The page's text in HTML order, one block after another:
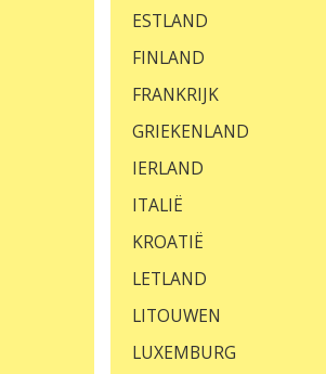
ESTLAND
FINLAND
FRANKRIJK
GRIEKENLAND
IERLAND
ITALIË
KROATIË
LETLAND
LITOUWEN
LUXEMBURG